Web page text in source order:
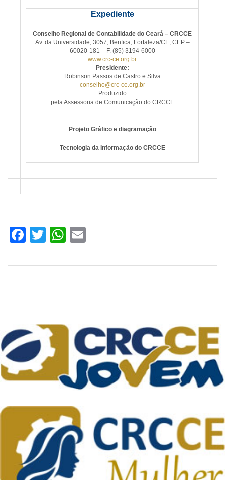
Expediente
Conselho Regional de Contabilidade do Ceará – CRCCE
Av. da Universidade, 3057, Benfica, Fortaleza/CE, CEP –
60020-181 – F. (85) 3194-6000
www.crc-ce.org.br
Presidente:
Robinson Passos de Castro e Silva
conselho@crc-ce.org.br
Produzido
pela Assessoria de Comunicação do CRCCE
Projeto Gráfico e diagramação
Tecnologia da Informação do CRCCE
Facebook
TwitterWhatsApp